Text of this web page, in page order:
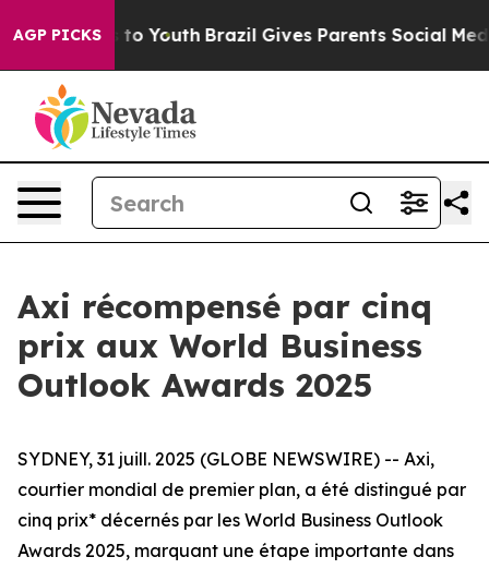
AGP PICKS
Harms to Youth Brazil Gives Parents Social Media
Axi récompensé par cinq
prix aux World Business
Outlook Awards 2025
SYDNEY, 31 juill. 2025 (GLOBE NEWSWIRE) -- Axi,
courtier mondial de premier plan, a été distingué par
cinq prix* décernés par les World Business Outlook
Awards 2025, marquant une étape importante dans